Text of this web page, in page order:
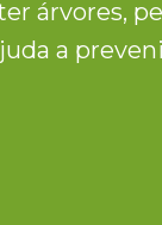
árvores,
a